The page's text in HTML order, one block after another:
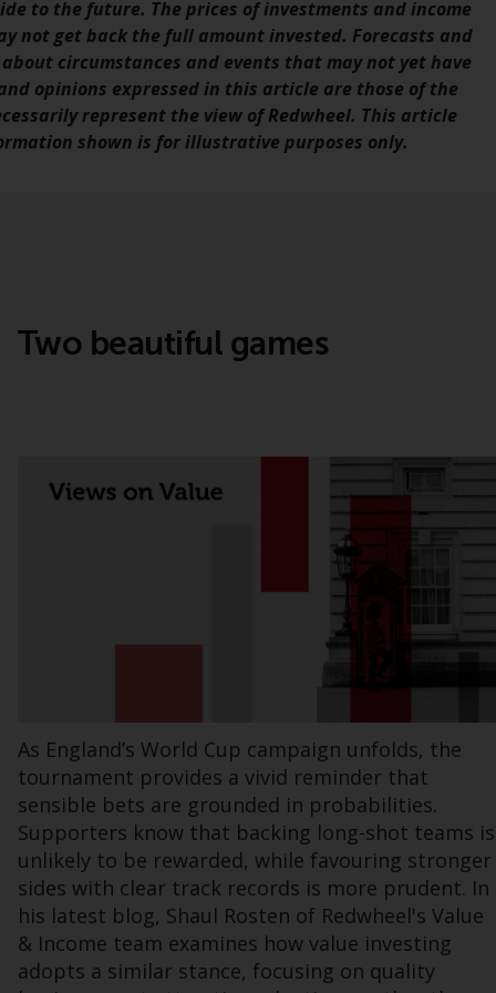
INDEPENDENT FUND SERVICES LTD,
Feldeggstrasse 12, CH-8008 Zürich. Zahlstelle
der von Redwheel verwalteten Fonds in der
Schweiz ist die Helvetische Bank AG,
Seefeldstrasse 215, CH-8008 Zürich. Der
Verkaufsprospekt oder ein gleichwertiges
kostenlos erhältlich vom Vertreter in der
Schweiz. In Bezug auf die qualifizierten
am Sitz des Schweizer Vertreters oder am
Sitz oder Wohnsitz des Anlegers.
Bestimmte Personen haben möglicherweise
Zugang zu Informationen über Redwheel
Funds, eine Investmentgesellschaft, die als
„Société d’Investissement à Capital Variable“
nach luxemburgischem Recht gegründet
Verkaufsprospekt angeboten. Der
Verkaufsprospekt enthält vollständigere
Informationen über die Teilfonds,
einschließlich der Anlageziele, Gebühren und
Ausgaben. Der Verkaufsprospekt und andere
Informationen zu den Teilfonds werden
jedoch nicht absichtlich an Personen in
Ländern verteilt, in denen eine solche
Verteilung gegen lokale Gesetze oder
to the future. The prices of investments and income
not get back the full amount invested. Forecasts and
circumstances and events that may not yet have
opinions expressed in this article are those of the
represent the view of Redwheel. This article
shown is for illustrative purposes only.
Two beautiful games
As England’s World Cup campaign unfolds, the
tournament provides a vivid reminder that
sensible bets are grounded in probabilities.
Supporters know that backing long-shot teams is
unlikely to be rewarded, while favouring stronger
sides with clear track records is more prudent. In
his latest blog, Shaul Rosten of Redwheel's Value
& Income team examines how value investing
adopts a similar stance, focusing on quality